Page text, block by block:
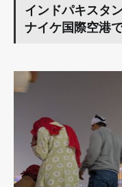
インドパキスタ
ナイケ国際空港